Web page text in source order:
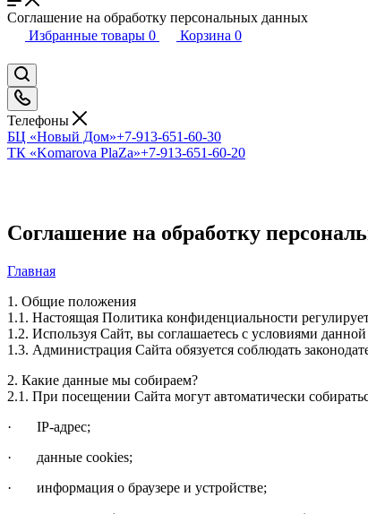
Соглашение на обработку персональных данных
Избранные товары 0 Корзина 0
Телефоны
БЦ «Новый Дом»+7-913-651-60-30
ТК «Komarova PlaZa»+7-913-651-60-20
Соглашение на обработку
Главная
1. Общие положения
1.1. Настоящая Политика конфиденциальности
1.2. Используя Сайт, вы соглашаетесь с условиями
1.3. Администрация Сайта обязуется соблюдать
2. Какие данные мы собираем?
2.1. При посещении Сайта могут автоматически
· IP-адрес;
· данные cookies;
· информация о браузере и устройстве;